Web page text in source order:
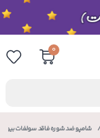
0
شامپو ضد شوره فاقد سولفات